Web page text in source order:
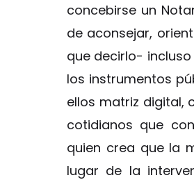
concebirse un
de aconsejar,
que decirlo-
los instrumentos
ellos matriz digital,
cotidianos que
quien crea que la
lugar de la